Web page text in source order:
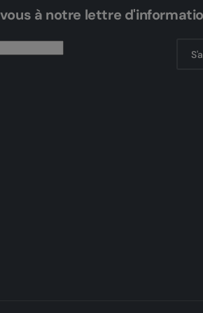
à notre lettre